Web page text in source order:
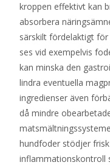
kroppen effektivt kan
absorbera
särskilt fördelaktigt
ses vid exempelvis
kan minska den
lindra eventuella
ingredienser även
då mindre
hundfoder stödjer
inflammationskontroll